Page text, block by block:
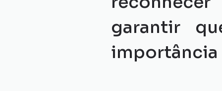
garantir
importância